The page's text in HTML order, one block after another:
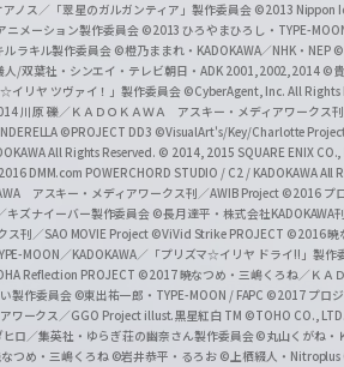
i
c
i
a
l
C
h
a
n
n
e
ノス／「翠星のガルガンティア」製作委員会 ©2013 Nippon
メーション製作委員会 ©2013 ひろやまひろし・TYPE-
ラキル製作委員会 ©橙乃ままれ・KADOKAWA／NHK・NEP
/双葉社・シンエイ・テレビ朝日・ADK 2001,2002,2014 ©
イリヤ ツヴァイ！」製作委員会 ©CyberAgent, Inc. All Rights
川原 礫／ＫＡＤＯＫＡＷＡ アスキー・メディアワークス
©PROJECT DD3 ©VisualArt's/Key/Charlotte
All Rights Reserved. © 2014, 2015 SQUARE ENIX
DMM.com POWERCHORD STUDIO / C2 / KADOKAWA All
アスキー・メディアワークス刊／AWIB Project ©2016 プ
ズナイーバー製作委員会 ©長月達平・株式会社KADOKAWA
刊／SAO MOVIE Project ©ViVid Strike PROJECT ©2016 暁
MOON／KADOKAWA／「プリズマ☆イリヤ ドライ!!」製作
Reflection PROJECT ©2017 暁なつめ・三嶋くろね／ＫＡ
製作委員会 ©東出祐一郎・TYPE-MOON / FAPC ©2017 プロ
ワークス／GGO Project illust.黒星紅白 TM ©TOHO CO., LTD.
ロ／集英社・ゆらぎ荘の幽奈さん製作委員会©丸山くがね・
つめ・三嶋くろね ©岩井恭平・るろお ©上栖綴人・Nitroplus